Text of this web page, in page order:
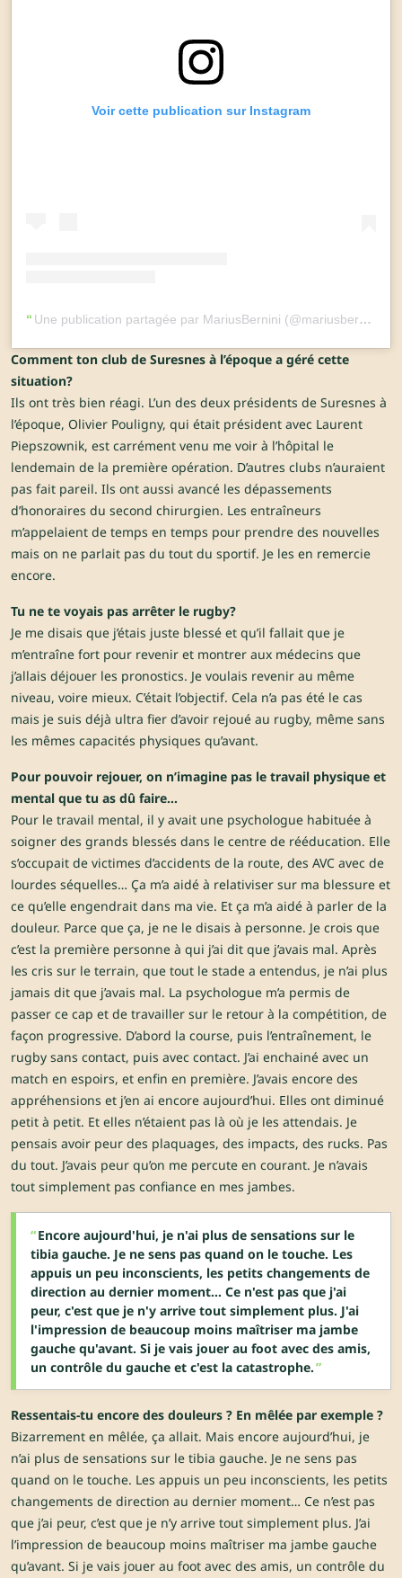
Voir cette publication sur Instagram
Une publication partagée par MariusBernini (@mariusbernini)
Comment ton club de Suresnes à l’époque a géré cette
situation?
Ils ont très bien réagi. L’un des deux présidents de Suresnes à
l’époque, Olivier Pouligny, qui était président avec Laurent
Piepszownik, est carrément venu me voir à l’hôpital le
lendemain de la première opération. D’autres clubs n’auraient
pas fait pareil. Ils ont aussi avancé les dépassements
d’honoraires du second chirurgien. Les entraîneurs
m’appelaient de temps en temps pour prendre des nouvelles
mais on ne parlait pas du tout du sportif. Je les en remercie
encore.
Tu ne te voyais pas arrêter le rugby?
Je me disais que j’étais juste blessé et qu’il fallait que je
m’entraîne fort pour revenir et montrer aux médecins que
j’allais déjouer les pronostics. Je voulais revenir au même
niveau, voire mieux. C’était l’objectif. Cela n’a pas été le cas
mais je suis déjà ultra fier d’avoir rejoué au rugby, même sans
les mêmes capacités physiques qu’avant.
Pour pouvoir rejouer, on n’imagine pas le travail physique et
mental que tu as dû faire…
Pour le travail mental, il y avait une psychologue habituée à
soigner des grands blessés dans le centre de rééducation. Elle
s’occupait de victimes d’accidents de la route, des AVC avec de
lourdes séquelles… Ça m’a aidé à relativiser sur ma blessure et
ce qu’elle engendrait dans ma vie. Et ça m’a aidé à parler de la
douleur. Parce que ça, je ne le disais à personne. Je crois que
c’est la première personne à qui j’ai dit que j’avais mal. Après
les cris sur le terrain, que tout le stade a entendus, je n’ai plus
jamais dit que j’avais mal. La psychologue m’a permis de
passer ce cap et de travailler sur le retour à la compétition, de
façon progressive. D’abord la course, puis l’entraînement, le
rugby sans contact, puis avec contact. J’ai enchainé avec un
match en espoirs, et enfin en première. J’avais encore des
appréhensions et j’en ai encore aujourd’hui. Elles ont diminué
petit à petit. Et elles n’étaient pas là où je les attendais. Je
pensais avoir peur des plaquages, des impacts, des rucks. Pas
du tout. J’avais peur qu’on me percute en courant. Je n’avais
tout simplement pas confiance en mes jambes.
Encore aujourd'hui, je n'ai plus de sensations sur le
tibia gauche. Je ne sens pas quand on le touche. Les
appuis un peu inconscients, les petits changements de
direction au dernier moment... Ce n'est pas que j'ai
peur, c'est que je n'y arrive tout simplement plus. J'ai
l'impression de beaucoup moins maîtriser ma jambe
gauche qu'avant. Si je vais jouer au foot avec des amis,
un contrôle du gauche et c'est la catastrophe.
Ressentais-tu encore des douleurs ? En mêlée par exemple ?
Bizarrement en mêlée, ça allait. Mais encore aujourd’hui, je
n’ai plus de sensations sur le tibia gauche. Je ne sens pas
quand on le touche. Les appuis un peu inconscients, les petits
changements de direction au dernier moment… Ce n’est pas
que j’ai peur, c’est que je n’y arrive tout simplement plus. J’ai
l’impression de beaucoup moins maîtriser ma jambe gauche
qu’avant. Si je vais jouer au foot avec des amis, un contrôle du